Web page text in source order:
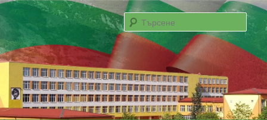
СУ „Христо Проданов“ – Карлово
Email: info-1601302@edu.mon.bg; Директор – 0876 266 939